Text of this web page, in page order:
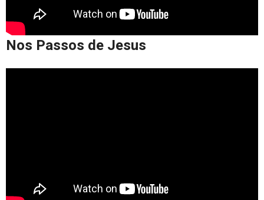
Nos Passos de Jesus